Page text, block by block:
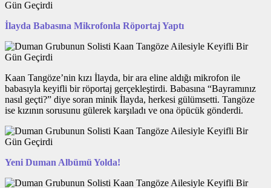
İlayda Babasına Mikrofonla Röportaj Yaptı
Kaan Tangöze’nin kızı İlayda, bir ara eline aldığı mikrofon ile
babasıyla keyifli bir röportaj gerçekleştirdi. Babasına “Bayramınız
nasıl geçti?” diye soran minik İlayda, herkesi gülümsetti. Tangöze
ise kızının sorusunu gülerek karşıladı ve ona öpücük gönderdi.
Yeni Duman Albümü Yolda!